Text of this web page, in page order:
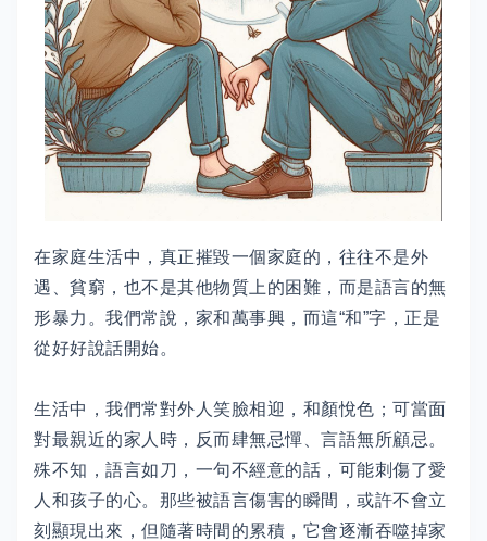
在家庭生活中，真正摧毀一個家庭的，往往不是外
遇、貧窮，也不是其他物質上的困難，而是語言的無
形暴力。我們常說，家和萬事興，而這“和”字，正是
從好好說話開始。
生活中，我們常對外人笑臉相迎，和顏悅色；可當面
對最親近的家人時，反而肆無忌憚、言語無所顧忌。
殊不知，語言如刀，一句不經意的話，可能刺傷了愛
人和孩子的心。那些被語言傷害的瞬間，或許不會立
刻顯現出來，但隨著時間的累積，它會逐漸吞噬掉家